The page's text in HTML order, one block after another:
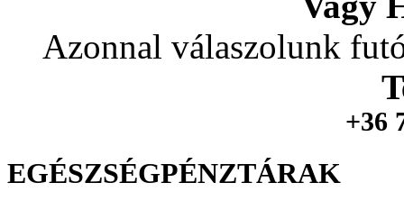
Azonnal válaszolunk
+36
EGÉSZSÉGPÉNZTÁRAK